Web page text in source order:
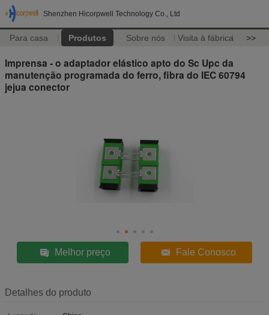
Shenzhen Hicorpwell Technology Co., Ltd
Para casa Produtos Sobre nós Visita à fábrica >>
Imprensa - o adaptador elástico apto do Sc Upc da
manutenção programada do ferro, fibra do IEC 60794
jejua conector
Melhor preço Fale Conosco
Detalhes do produto